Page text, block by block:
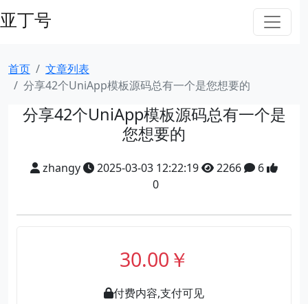
亚丁号
首页
文章列表
分享42个UniApp模板源码总有一个是您想要的
分享42个UniApp模板源码总有一个是
您想要的
zhangy 2025-03-03 12:22:19 2266
6
0
30.00￥
付费内容,支付可见